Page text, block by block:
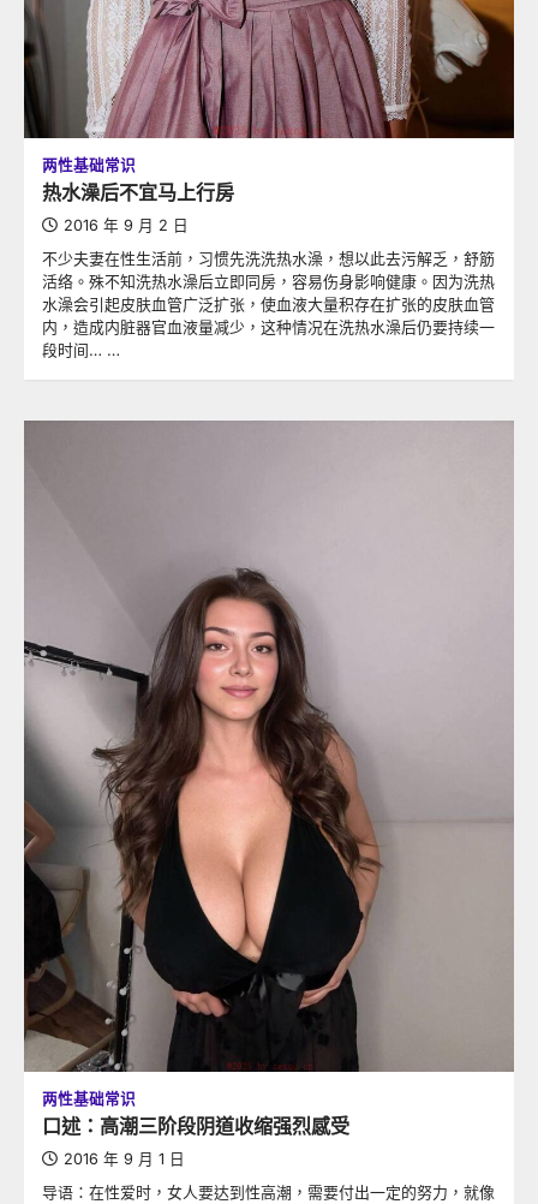
两性基础常识
热水澡后不宜马上行房
2016 年 9 月 2 日
不少夫妻在性生活前，习惯先洗洗热水澡，想以此去污解乏，舒筋
活络。殊不知洗热水澡后立即同房，容易伤身影响健康。因为洗热
水澡会引起皮肤血管广泛扩张，使血液大量积存在扩张的皮肤血管
内，造成内脏器官血液量减少，这种情况在洗热水澡后仍要持续一
段时间… …
两性基础常识
口述：高潮三阶段阴道收缩强烈感受
2016 年 9 月 1 日
导语：在性爱时，女人要达到性高潮，需要付出一定的努力，就像